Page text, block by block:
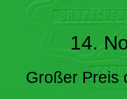
14.
Großer Preis